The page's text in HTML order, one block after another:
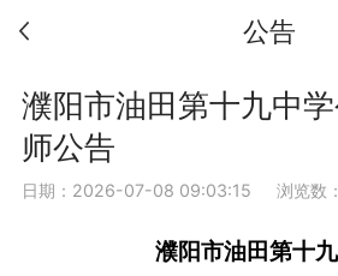
公告
濮阳市油田第十九中
师公告
日期：2026-07-08 09:03:15浏览数
濮阳市油田第十